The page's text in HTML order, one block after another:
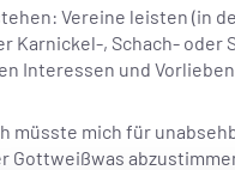
Vereine leisten (in
Karnickel-, Schach- oder
Interessen und
müsste mich für
Gottweißwas